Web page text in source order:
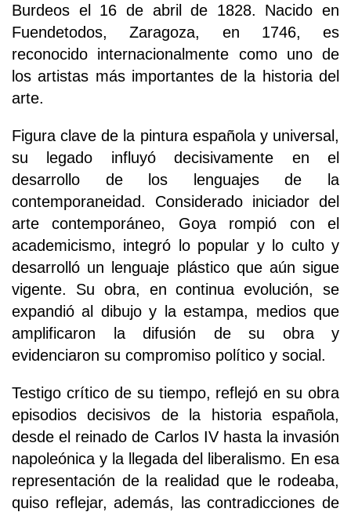
Burdeos el 16 de abril de 1828. Nacido en
Fuendetodos, Zaragoza, en 1746, es
reconocido internacionalmente como uno de
los artistas más importantes de la historia del
arte.
Figura clave de la pintura española y universal,
su legado influyó decisivamente en el
desarrollo de los lenguajes de la
contemporaneidad. Considerado iniciador del
arte contemporáneo, Goya rompió con el
academicismo, integró lo popular y lo culto y
desarrolló un lenguaje plástico que aún sigue
vigente. Su obra, en continua evolución, se
expandió al dibujo y la estampa, medios que
amplificaron la difusión de su obra y
evidenciaron su compromiso político y social.
Testigo crítico de su tiempo, reflejó en su obra
episodios decisivos de la historia española,
desde el reinado de Carlos IV hasta la invasión
napoleónica y la llegada del liberalismo. En esa
representación de la realidad que le rodeaba,
quiso reflejar, además, las contradicciones de